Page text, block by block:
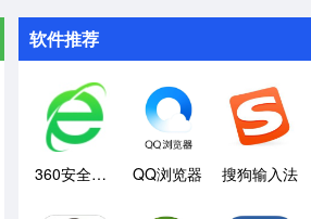
软件推荐
360安全浏览器 QQ浏览器 搜狗输入法